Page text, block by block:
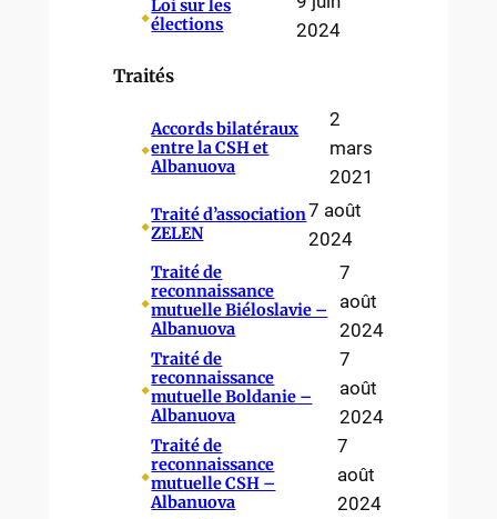
⬥Loi sur les
élections
2024
Traités
⬥
Accords bilatéraux
entre la CSH et
Albanuova
2
mars
2021
⬥Traité d’association
ZELEN
7 août
2024
⬥
Traité de
reconnaissance
mutuelle Biéloslavie –
Albanuova
7
août
2024
⬥
Traité de
reconnaissance
mutuelle Boldanie –
Albanuova
7
août
2024
⬥
Traité de
reconnaissance
mutuelle CSH –
Albanuova
7
août
2024